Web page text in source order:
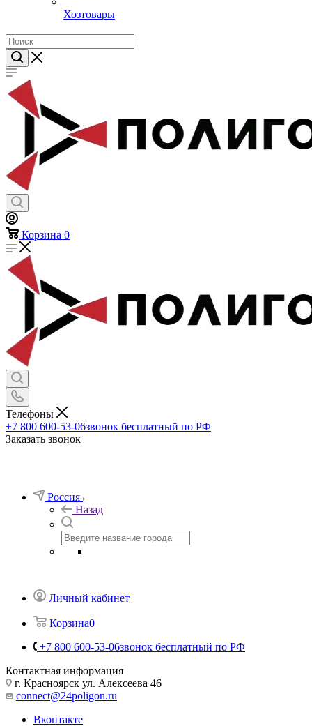
Хозтовары
Корзина 0
Телефоны
+7 800 600-53-06звонок бесплатный по РФ
Заказать звонок
Россия
Назад
Личный кабинет
Корзина0
+7 800 600-53-06звонок бесплатный по РФ
Контактная информация
г. Красноярск ул. Алексеева 46
connect@24poligon.ru
Вконтакте